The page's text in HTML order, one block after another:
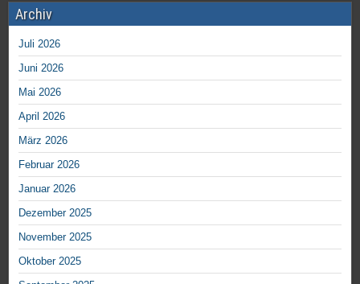
Archiv
Juli 2026
Juni 2026
Mai 2026
April 2026
März 2026
Februar 2026
Januar 2026
Dezember 2025
November 2025
Oktober 2025